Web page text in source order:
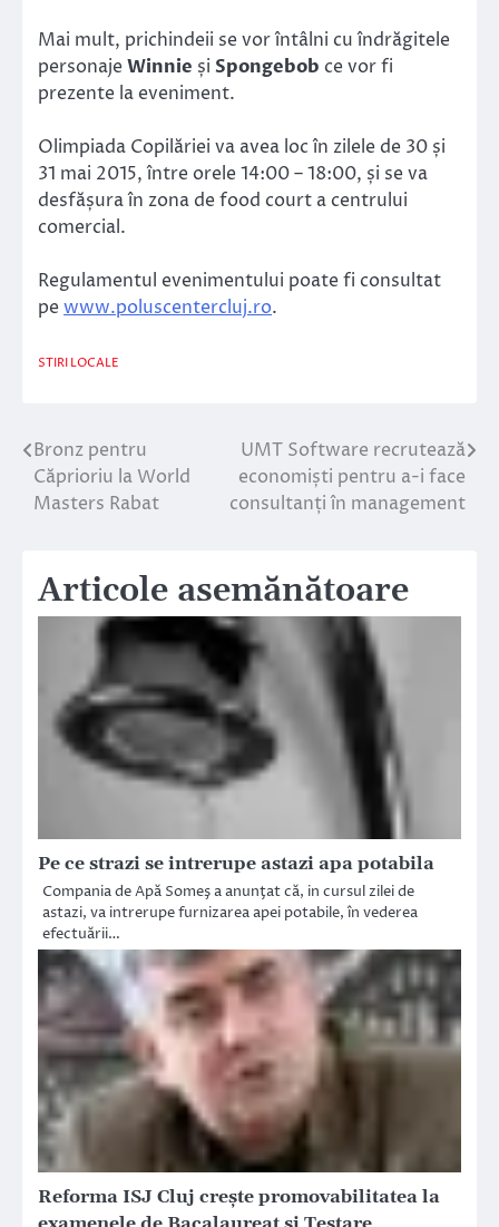
Mai mult, prichindeii se vor întâlni cu îndrăgitele
personajeWinnie și Spongebob ce vor fi
prezente la eveniment.
Olimpiada Copilăriei va avea loc în zilele de 30 și
31 mai 2015, între orele 14:00 – 18:00, și se va
desfășura în zona de food court a centrului
comercial.
Regulamentul evenimentului poate fi consultat
pewww.poluscentercluj.ro.
STIRI LOCALE
Navigare
în
Bronz pentru
Căprioriu la World
Masters Rabat
UMT Software recrutează
economiști pentru a-i face
consultanți în management
Articole asemănătoare
Pe ce strazi se intrerupe astazi apa potabila
Compania de Apă Someş a anunţat că, in cursul zilei de
astazi, va intrerupe furnizarea apei potabile, în vederea
efectuării…
Reforma ISJ Cluj creşte promovabilitatea la